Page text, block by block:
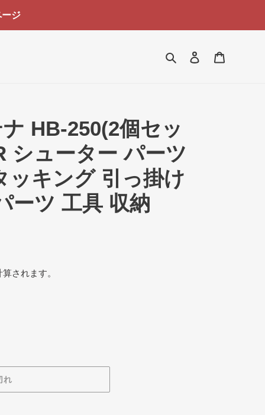
ジ
検索 ログイン
HB-250(2個セッ
シューター パーツ
ッキング 引っ掛け
ーツ 工具 収納
されます。
れ